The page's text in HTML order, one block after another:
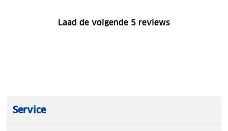
Laad de volgende 5 reviews
Service